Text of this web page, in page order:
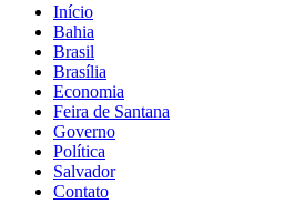
Início
Bahia
Brasil
Brasília
Economia
Feira de Santana
Governo
Política
Salvador
Contato